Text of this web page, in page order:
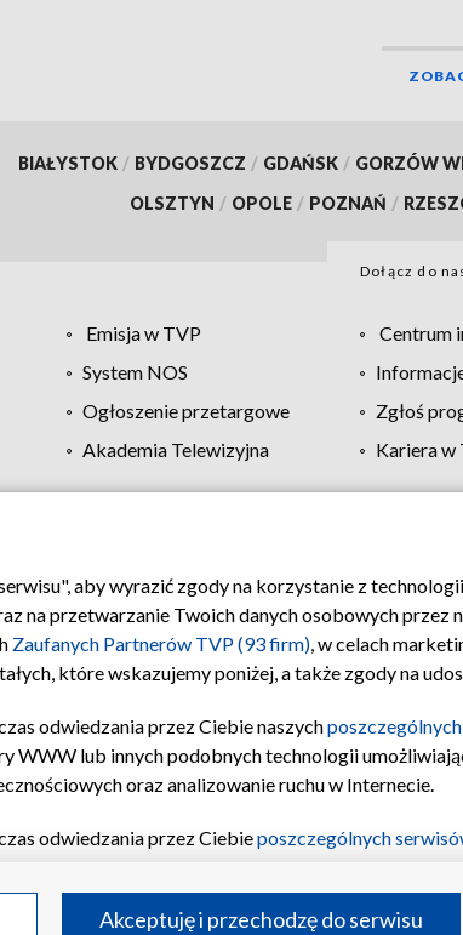
BIAŁYSTOK / BYDGOSZCZ / GDAŃSK / GORZÓW
OLSZTYN / OPOLE / POZNAŃ /
Dołącz do
Emisja w TVP Centrum
System NOS
Ogłoszenie przetargowe Zgłoś
Akademia Telewizyjna Kariera w
Regulamin TVP Polityka prywatności
aby wyrazić zgody na korzystanie z
na przetwarzanie Twoich danych osobowych przez
Zaufanych Partnerów TVP (93 firm), w celach
które wskazujemy poniżej, a także zgody na
odwiedzania przez Ciebie naszych
WWW lub innych podobnych technologii
oraz analizowanie ruchu w Internecie.
odwiedzania przez Ciebieposzczególnych
celów i funkcji: przechowywania informacji na
reklam, tworzenia profilu
Akceptuję i przechodzę do serwisu